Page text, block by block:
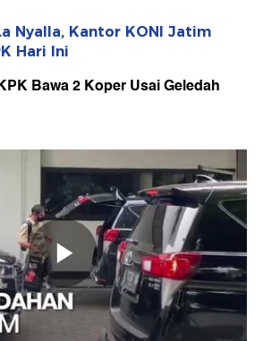
Nyalla, Kantor KONI Jatim
Hari Ini
Bawa 2 Koper Usai Geledah